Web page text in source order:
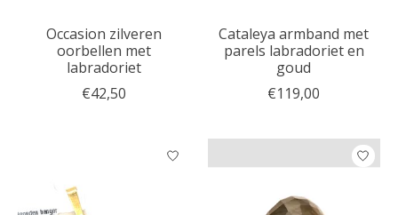
Occasion zilveren
oorbellen met
labradoriet
€42,50
Cataleya armband met
parels labradoriet en
goud
€119,00